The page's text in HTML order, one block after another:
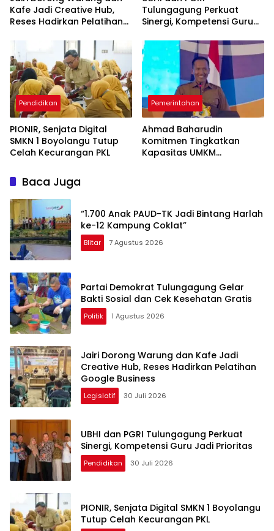
Kafe Jadi Creative Hub,
Reses Hadirkan Pelatihan
Tulungagung Perkuat
Sinergi, Kompetensi Guru
Pendidikan
PIONIR, Senjata Digital
SMKN 1 Boyolangu Tutup
Celah Kecurangan PKL
Pemerintahan
Ahmad Baharudin
Komitmen Tingkatkan
Kapasitas UMKM
Baca Juga
“1.700 Anak PAUD-TK Jadi Bintang Harlah
ke-12 Kampung Coklat”
Blitar 7 Agustus 2026
Partai Demokrat Tulungagung Gelar
Bakti Sosial dan Cek Kesehatan Gratis
Politik 1 Agustus 2026
Jairi Dorong Warung dan Kafe Jadi
Creative Hub, Reses Hadirkan Pelatihan
Google Business
Legislatif 30 Juli 2026
UBHI dan PGRI Tulungagung Perkuat
Sinergi, Kompetensi Guru Jadi Prioritas
Pendidikan 30 Juli 2026
PIONIR, Senjata Digital SMKN 1 Boyolangu
Tutup Celah Kecurangan PKL